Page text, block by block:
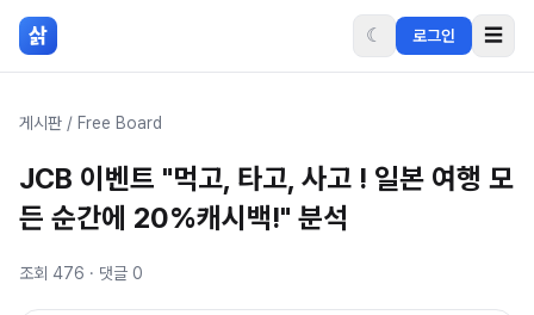
본문 바로가기
삵 ☾ 로그인 ☰
게시판 / Free Board
JCB 이벤트 "먹고, 타고, 사고 ! 일본 여행 모
든 순간에 20%캐시백!" 분석
조회 476 · 댓글 0